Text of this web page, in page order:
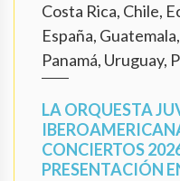
Costa Rica, Chile,
España,
Panamá, Uruguay,
LA ORQUESTA
CONCIERTOS
PRESENTACIÓN